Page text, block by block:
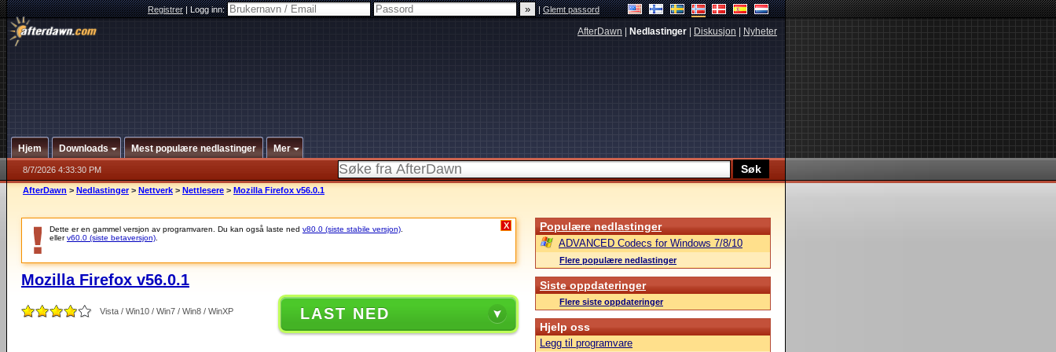
Registrer|Logg inn: |Glemt passord
AfterDawn Nedlastinger Diskusjon Nyheter
Hjem Downloads Mest populære nedlastinger Mer
8/7/2026 4:33:30 PM
AfterDawn > Nedlastinger > Nettverk > Nettlesere > Mozilla Firefox v56.0.1
Dette er en gammel versjon av programvaren. Du kan også laste ned v80.0 (siste stabile versjon)
ellerv60.0 (siste betaversjon)
X
Mozilla Firefox v56.0.1
Vista / Win10 / Win7 / Win8 / WinXP LAST NED
Populære nedlastinger
ADVANCED Codecs for Windows 7/8/10
Flere populære nedlastinger
Siste oppdateringer
Flere siste oppdateringer
Hjelp oss
Legg til programvare